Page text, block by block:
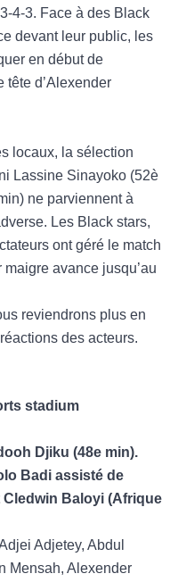
4-3. Face à des Black
devant leur public, les
en début de
tête d’Alexender
locaux, la sélection
Lassine Sinayoko (52è
ne parviennent à
Les Black stars,
ont géré le match
avance jusqu’au
reviendrons plus en
des acteurs.
stadium
Djiku (48e min).
Badi assisté de
Baloyi (Afrique
Adjetey, Abdul
Mensah, Alexender